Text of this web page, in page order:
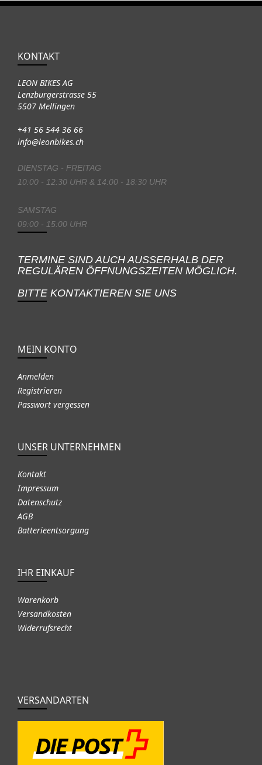
KONTAKT
LEON BIKES AG
Lenzburgerstrasse 55
5507 Mellingen
+41 56 544 36 66
info@leonbikes.ch
DIENSTAG - FREITAG
10:00 - 12:30 UHR & 14:00 - 18:30 UHR
SAMSTAG
09:00 - 15:00 UHR
TERMINE SIND AUCH AUSSERHALB DER
REGULÄREN ÖFFNUNGSZEITEN MÖGLICH.
BITTE KONTAKTIEREN SIE UNS
MEIN KONTO
Anmelden
Registrieren
Passwort vergessen
UNSER UNTERNEHMEN
Kontakt
Impressum
Datenschutz
AGB
Batterieentsorgung
IHR EINKAUF
Warenkorb
Versandkosten
Widerrufsrecht
VERSANDARTEN